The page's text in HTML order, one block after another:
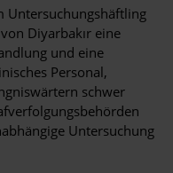
Untersuchungshäftling
Diyarbakır eine
und eine
Personal,
schwer
Untersuchung